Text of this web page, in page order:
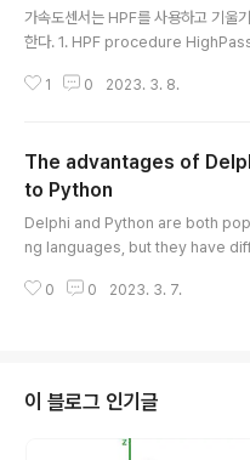
questPermissionsResultProc
d
가속도센서는 HPF를 사용하고 기울
한다. 1. HPF procedure
ger; RC, dt, alpha, y1: Double;
nal y1 := input[0]; for i := 1 to
n output[i] := alpha * (output[i-
1 0 2023. 3. 8.
The advantages of
to Python
Delphi and Python are both
ng languages, but they have
f Delphi compared to Python:
nt code compared to Python,
eted language. Native support f..
0 0 2023. 3. 7.
이 블로그 인기글